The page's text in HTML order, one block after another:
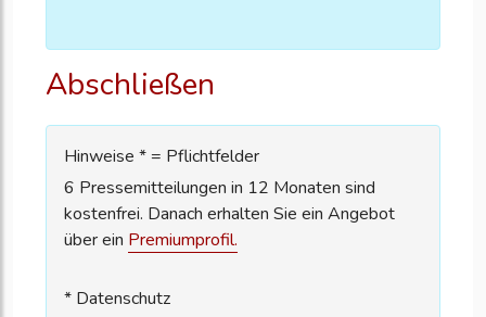
Abschließen
Hinweise * = Pflichtfelder
6 Pressemitteilungen in 12 Monaten sind
kostenfrei. Danach erhalten Sie ein Angebot
über ein Premiumprofil.
* Datenschutz